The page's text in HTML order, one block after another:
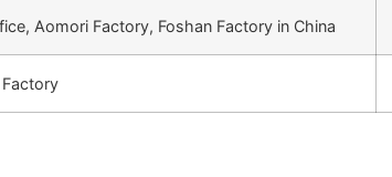
Aomori Factory, Foshan Factory in China